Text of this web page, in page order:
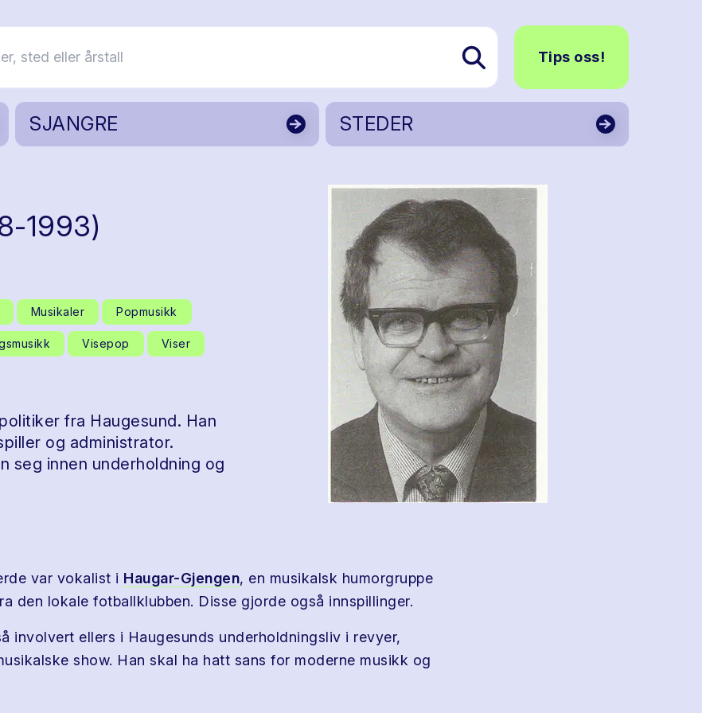
Tips oss!
SJANGRE STEDER
1993)
Musikaler Popmusikk
Visepop Viser
fra Haugesund. Han
og administrator.
seg innen underholdning og
var vokalist i Haugar-Gjengen, en musikalsk humorgruppe
den lokale fotballklubben. Disse gjorde også innspillinger.
involvert ellers i Haugesunds underholdningsliv i revyer,
show. Han skal ha hatt sans for moderne musikk og